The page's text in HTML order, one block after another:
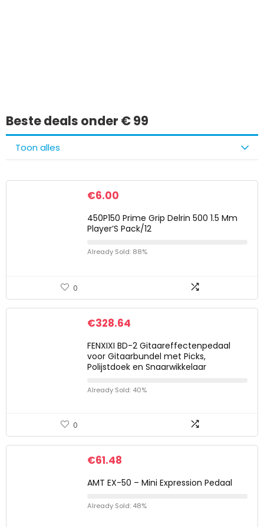
Beste deals onder € 99
Toon alles
€6.00
450P150 Prime Grip Delrin 500 1.5 Mm
Player’S Pack/12
Already Sold: 88%
0
€328.64
FENXIXI BD-2 Gitaareffectenpedaal
voor Gitaarbundel met Picks,
Polijstdoek en Snaarwikkelaar
Already Sold: 40%
0
€61.48
AMT EX-50 – Mini Expression Pedaal
Already Sold: 48%